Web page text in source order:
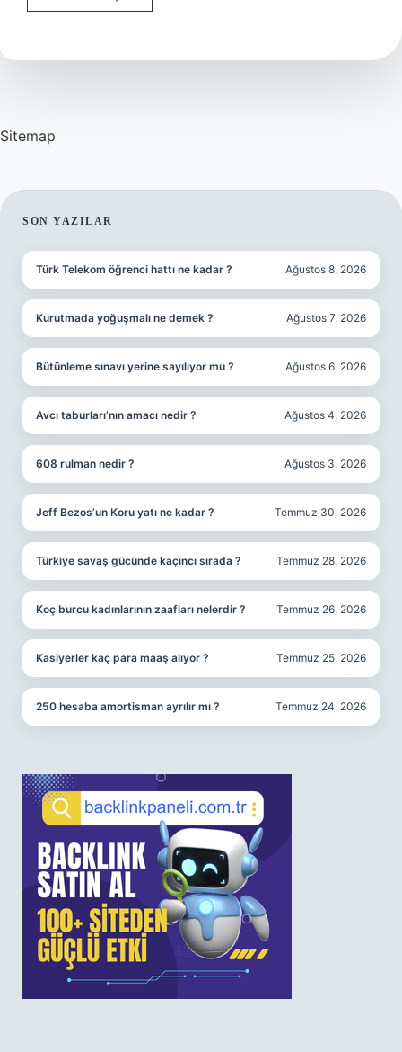
Kaç
Sitemap
SIDEBAR
SON YAZILAR
Türk Telekom öğrenci hattı ne kadar ? Ağustos 8, 2026
Kurutmada yoğuşmalı ne demek ? Ağustos 7, 2026
Bütünleme sınavı yerine sayılıyor mu ? Ağustos 6, 2026
Avcı taburları’nın amacı nedir ? Ağustos 4, 2026
608 rulman nedir ? Ağustos 3, 2026
Jeff Bezos’un Koru yatı ne kadar ? Temmuz 30, 2026
Türkiye savaş gücünde kaçıncı sırada ? Temmuz 28, 2026
Koç burcu kadınlarının zaafları nelerdir ? Temmuz 26, 2026
Kasiyerler kaç para maaş alıyor ? Temmuz 25, 2026
250 hesaba amortisman ayrılır mı ? Temmuz 24, 2026